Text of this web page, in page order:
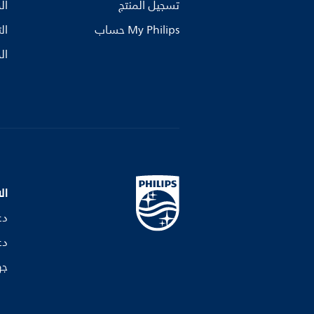
تسجيل المنتج
My Philips حساب